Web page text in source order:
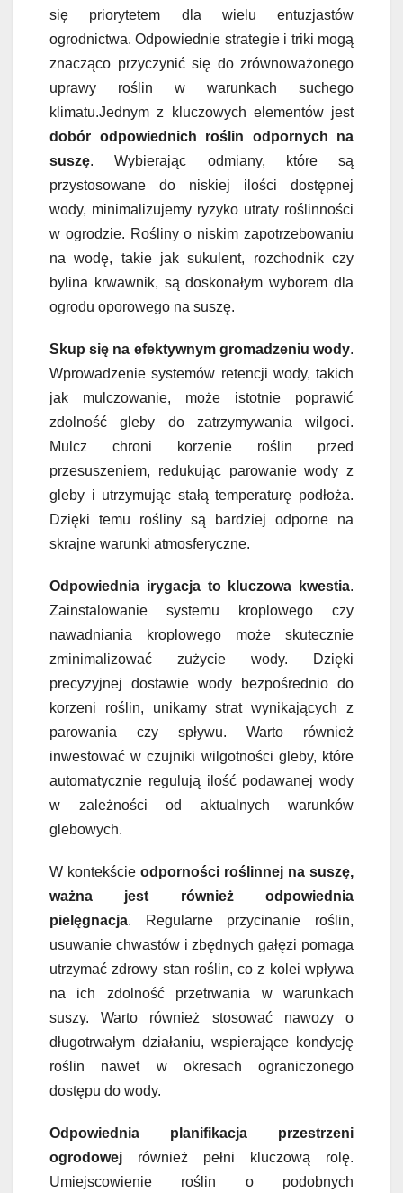
się priorytetem dla wielu entuzjastów
ogrodnictwa. Odpowiednie strategie i triki mogą
znacząco przyczynić się do zrównoważonego
uprawy roślin w warunkach suchego
klimatu.Jednym z kluczowych elementów jest
dobór odpowiednich roślin odpornych na
suszę. Wybierając odmiany, które są
przystosowane do niskiej ilości dostępnej
wody, minimalizujemy ryzyko utraty roślinności
w ogrodzie. Rośliny o niskim zapotrzebowaniu
na wodę, takie jak sukulent, rozchodnik czy
bylina krwawnik, są doskonałym wyborem dla
ogrodu oporowego na suszę.
Skup się na efektywnym gromadzeniu wody.
Wprowadzenie systemów retencji wody, takich
jak mulczowanie, może istotnie poprawić
zdolność gleby do zatrzymywania wilgoci.
Mulcz chroni korzenie roślin przed
przesuszeniem, redukując parowanie wody z
gleby i utrzymując stałą temperaturę podłoża.
Dzięki temu rośliny są bardziej odporne na
skrajne warunki atmosferyczne.
Odpowiednia irygacja to kluczowa kwestia.
Zainstalowanie systemu kroplowego czy
nawadniania kroplowego może skutecznie
zminimalizować zużycie wody. Dzięki
precyzyjnej dostawie wody bezpośrednio do
korzeni roślin, unikamy strat wynikających z
parowania czy spływu. Warto również
inwestować w czujniki wilgotności gleby, które
automatycznie regulują ilość podawanej wody
w zależności od aktualnych warunków
glebowych.
W kontekście odporności roślinnej na suszę,
ważna jest również odpowiednia
pielęgnacja. Regularne przycinanie roślin,
usuwanie chwastów i zbędnych gałęzi pomaga
utrzymać zdrowy stan roślin, co z kolei wpływa
na ich zdolność przetrwania w warunkach
suszy. Warto również stosować nawozy o
długotrwałym działaniu, wspierające kondycję
roślin nawet w okresach ograniczonego
dostępu do wody.
Odpowiednia planifikacja przestrzeni
ogrodowej również pełni kluczową rolę.
Umiejscowienie roślin o podobnych